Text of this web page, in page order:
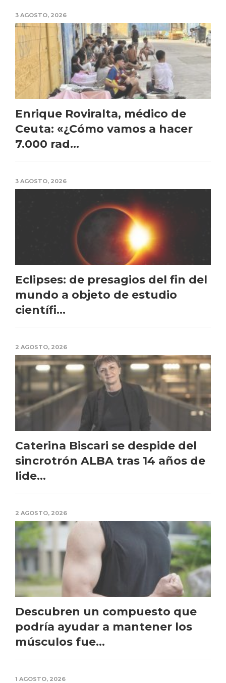
3 AGOSTO, 2026
Enrique Roviralta, médico de
Ceuta: «¿Cómo vamos a hacer
7.000 rad...
3 AGOSTO, 2026
Eclipses: de presagios del fin del
mundo a objeto de estudio
científi...
2 AGOSTO, 2026
Caterina Biscari se despide del
sincrotrón ALBA tras 14 años de
lide...
2 AGOSTO, 2026
Descubren un compuesto que
podría ayudar a mantener los
músculos fue...
1 AGOSTO, 2026